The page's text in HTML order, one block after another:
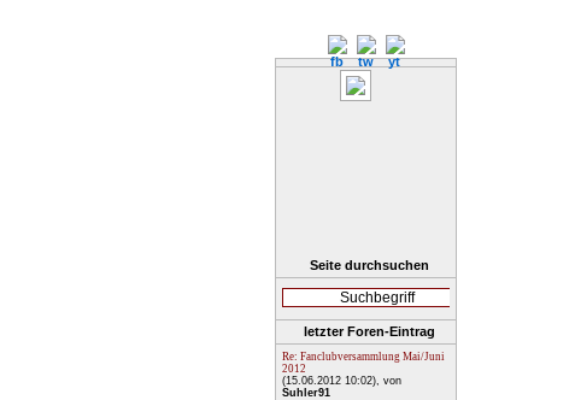
Seite durchsuchen
letzter Foren-Eintrag
Re: Fanclubversammlung Mai/Juni
2012
(15.06.2012 10:02), von
Suhler91